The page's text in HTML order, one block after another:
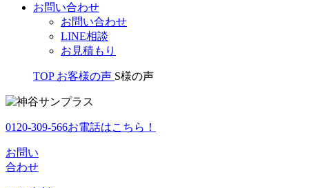
お問い合わせ
お問い合わせ
LINE相談
お見積もり
TOP お客様の声 S様の声
0120-309-566お電話はこちら！
お問い
合わせ